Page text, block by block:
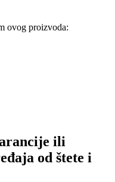
ovog proizvoda:
ili
od štete i